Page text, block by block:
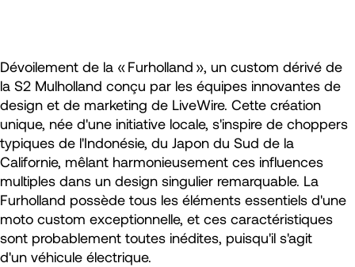
Dévoilement de la « Furholland », un custom dérivé de
la S2 Mulholland conçu par les équipes innovantes de
design et de marketing de LiveWire. Cette création
unique, née d'une initiative locale, s'inspire de choppers
typiques de l'Indonésie, du Japon du Sud de la
Californie, mêlant harmonieusement ces influences
multiples dans un design singulier remarquable. La
Furholland possède tous les éléments essentiels d'une
moto custom exceptionnelle, et ces caractéristiques
sont probablement toutes inédites, puisqu'il s'agit
d'un véhicule électrique.